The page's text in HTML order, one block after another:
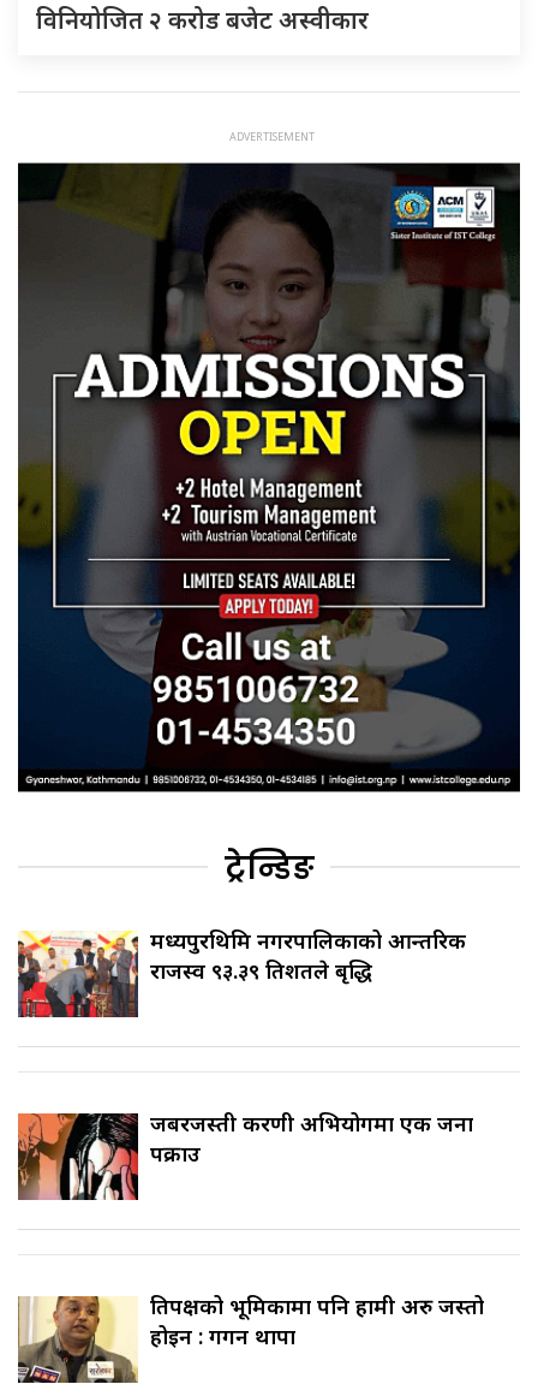
विनियोजित २ करोड बजेट अस्वीकार
ट्रेन्डिङ
मध्यपुरथिमि नगरपालिकाको आन्तरिक
राजस्व ९३.३९ प्रतिशतले बृद्धि
जबरजस्ती करणी अभियोगमा एक जना
पक्राउ
प्रतिपक्षको भूमिकामा पनि हामी अरु जस्तो
होइन : गगन थापा